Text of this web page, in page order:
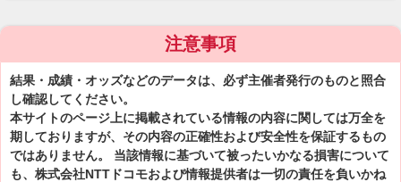
注意事項
結果・成績・オッズなどのデータは、必ず主催者発行のものと照合
し確認してください。
本サイトのページ上に掲載されている情報の内容に関しては万全を
期しておりますが、その内容の正確性および安全性を保証するもの
ではありません。 当該情報に基づいて被ったいかなる損害について
も、株式会社NTTドコモおよび情報提供者は一切の責任を負いかね